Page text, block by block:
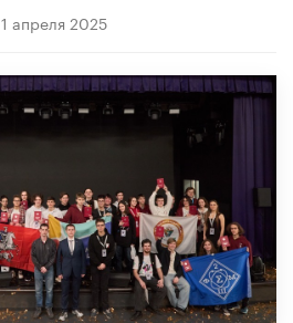
1 апреля 2025